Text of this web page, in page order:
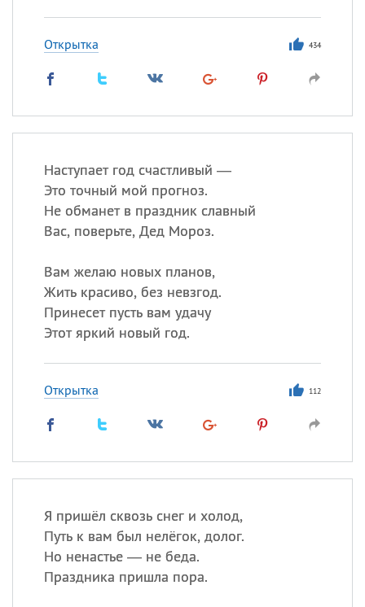
Открытка 434
Наступает год счастливый —
Это точный мой прогноз.
Не обманет в праздник славный
Вас, поверьте, Дед Мороз.
Вам желаю новых планов,
Жить красиво, без невзгод.
Принесет пусть вам удачу
Этот яркий новый год.
Открытка 112
Я пришёл сквозь снег и холод,
Путь к вам был нелёгок, долог.
Но ненастье — не беда.
Праздника пришла пора.